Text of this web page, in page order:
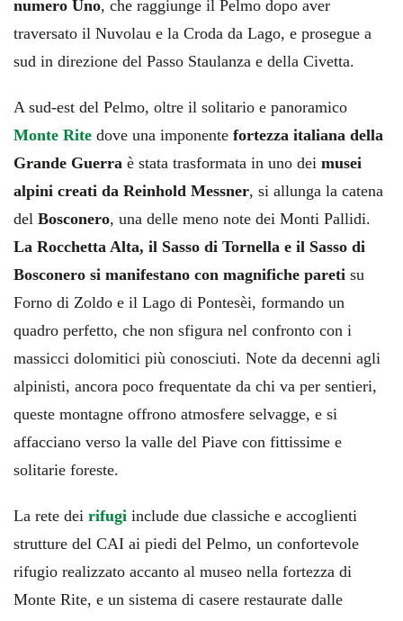
numero Uno, che raggiunge il Pelmo dopo aver
traversato il Nuvolau e la Croda da Lago, e prosegue a
sud in direzione del Passo Staulanza e della Civetta.
A sud-est del Pelmo, oltre il solitario e panoramico
Monte Rite dove una imponente fortezza italiana della
Grande Guerra è stata trasformata in uno dei musei
alpini creati da Reinhold Messner, si allunga la catena
del Bosconero, una delle meno note dei Monti Pallidi.
La Rocchetta Alta, il Sasso di Tornella e il Sasso di
Bosconero si manifestano con magnifiche pareti su
Forno di Zoldo e il Lago di Pontesèi, formando un
quadro perfetto, che non sfigura nel confronto con i
massicci dolomitici più conosciuti. Note da decenni agli
alpinisti, ancora poco frequentate da chi va per sentieri,
queste montagne offrono atmosfere selvagge, e si
affacciano verso la valle del Piave con fittissime e
solitarie foreste.
La rete dei rifugi include due classiche e accoglienti
strutture del CAI ai piedi del Pelmo, un confortevole
rifugio realizzato accanto al museo nella fortezza di
Monte Rite, e un sistema di casere restaurate dalle